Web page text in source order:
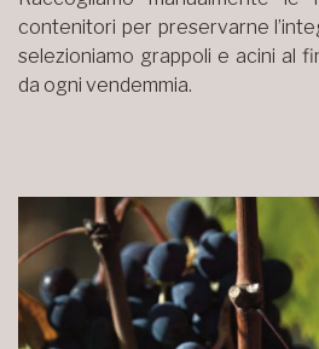
contenitori per preservarne
selezioniamo grappoli e acini al
da ogni vendemmia.